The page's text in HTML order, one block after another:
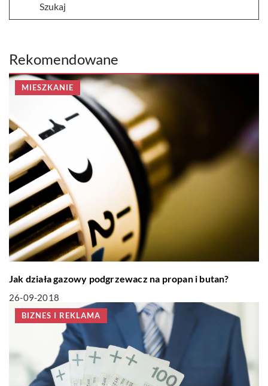
Rekomendowane
MIESZKANIE
Jak działa gazowy podgrzewacz na propan i butan?
26-09-2018
BIZNES I REKLAMA